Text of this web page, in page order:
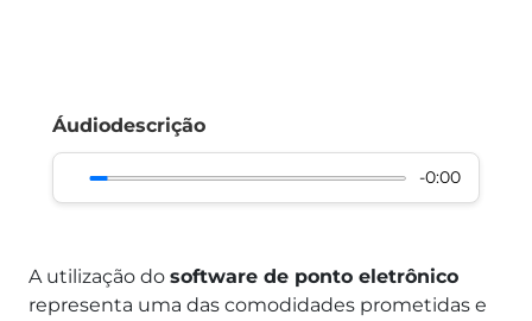
Áudiodescrição
-0:00
A utilização do software de ponto eletrônico
representa uma das comodidades prometidas e